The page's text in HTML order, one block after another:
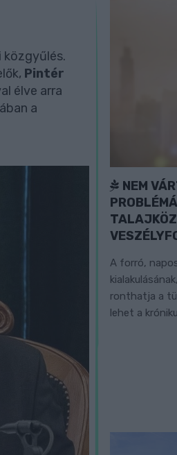
közgyűlés.
Pintér
élve arra
a
NEM
A forró,
ronthatja a
lehet a